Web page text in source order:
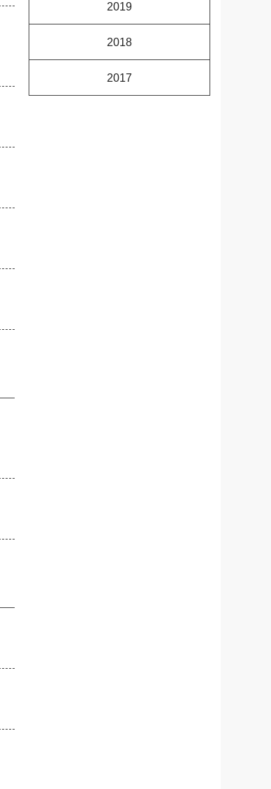
2019
2018
2017